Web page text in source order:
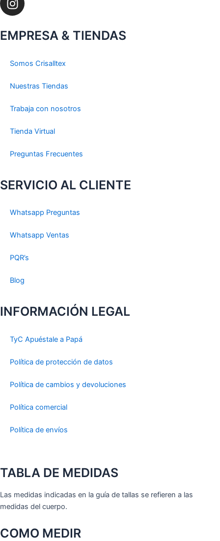
EMPRESA & TIENDAS
Somos Crisalltex
Nuestras Tiendas
Trabaja con nosotros
Tienda Virtual
Preguntas Frecuentes
SERVICIO AL CLIENTE
Whatsapp Preguntas
Whatsapp Ventas
PQR’s
Blog
INFORMACIÓN LEGAL
TyC Apuéstale a Papá
Política de protección de datos
Política de cambios y devoluciones
Política comercial
Política de envíos
TABLA DE MEDIDAS
Las medidas indicadas en la guía de tallas se refieren a las
medidas del cuerpo.
COMO MEDIR